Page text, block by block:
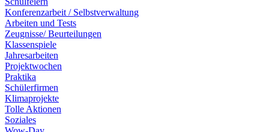
Konferenzarbeit / Selbstverwaltung
Arbeiten und Tests
Zeugnisse/ Beurteilungen
Klassenspiele
Jahresarbeiten
Projektwochen
Praktika
Schülerfirmen
Klimaprojekte
Tolle Aktionen
Soziales